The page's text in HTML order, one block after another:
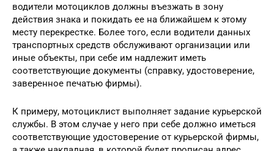
водители мотоциклов должны въезжать в зону
действия знака и покидать ее на ближайшем к этому
месту перекрестке. Более того, если водители данных
транспортных средств обслуживают организации или
иные объекты, при себе им надлежит иметь
соответствующие документы (справку, удостоверение,
заверенное печатью фирмы).
К примеру, мотоциклист выполняет задание курьерской
службы. В этом случае у него при себе должно иметься
соответствующие удостоверение от курьерской фирмы,